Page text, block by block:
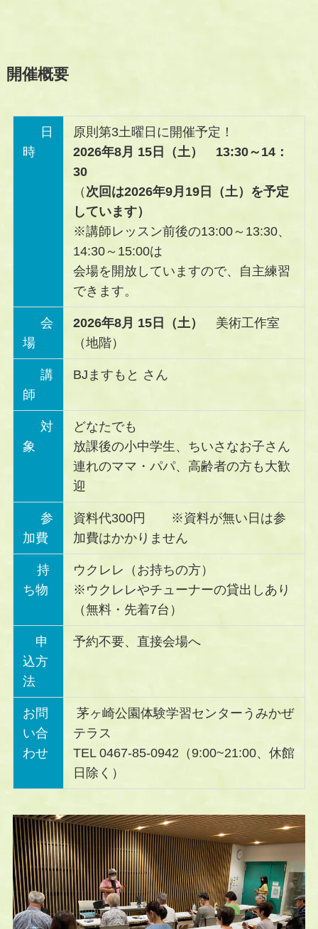
開催概要
日
時
原則第3土曜日に開催予定！
2026年8月 15日（土） 13:30～14：
30
（ 次回は2026年9月19日（土）を予定
しています）
※講師レッスン前後の13:00～13:30、
14:30～15:00は
会場を開放していますので、自主練習
できます。
会
場
2026年8月 15日（土） 美術工作室
（地階）
講
師
BJますもと さん
対
象
どなたでも
放課後の小中学生、ちいさなお子さん
連れのママ・パパ、高齢者の方も大歓
迎
参
加費
資料代300円 ※資料が無い日は参
加費はかかりません
持
ち物
ウクレレ（お持ちの方）
※ウクレレやチューナーの貸出しあり
（無料・先着7台）
申
込方
法
予約不要、直接会場へ
お問
い合
わせ
茅ヶ崎公園体験学習センターうみかぜ
テラス
TEL 0467-85-0942（9:00~21:00、休館
日除く）